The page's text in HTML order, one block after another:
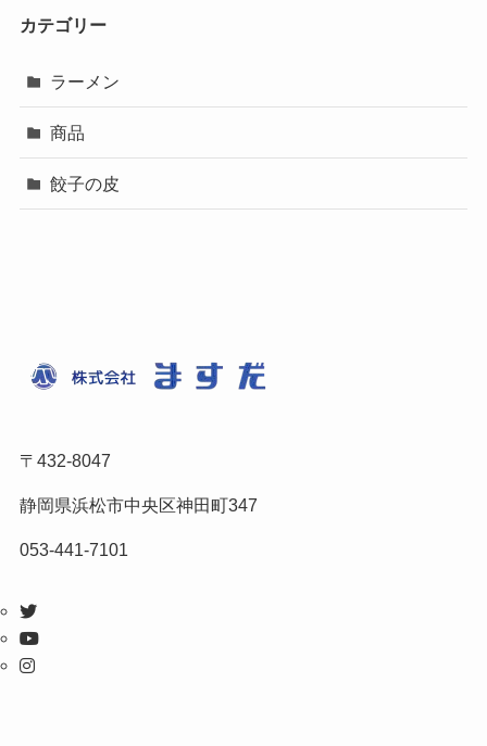
カテゴリー
ラーメン
商品
餃子の皮
〒432-8047
静岡県浜松市中央区神田町347
053-441-7101